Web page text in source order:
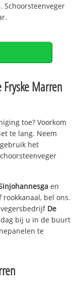
. Schoorsteenveger
Fryske Marren
toe? Voorkom
te lang. Neem
het
en
bel ons.
De
bij u in de buurt
te